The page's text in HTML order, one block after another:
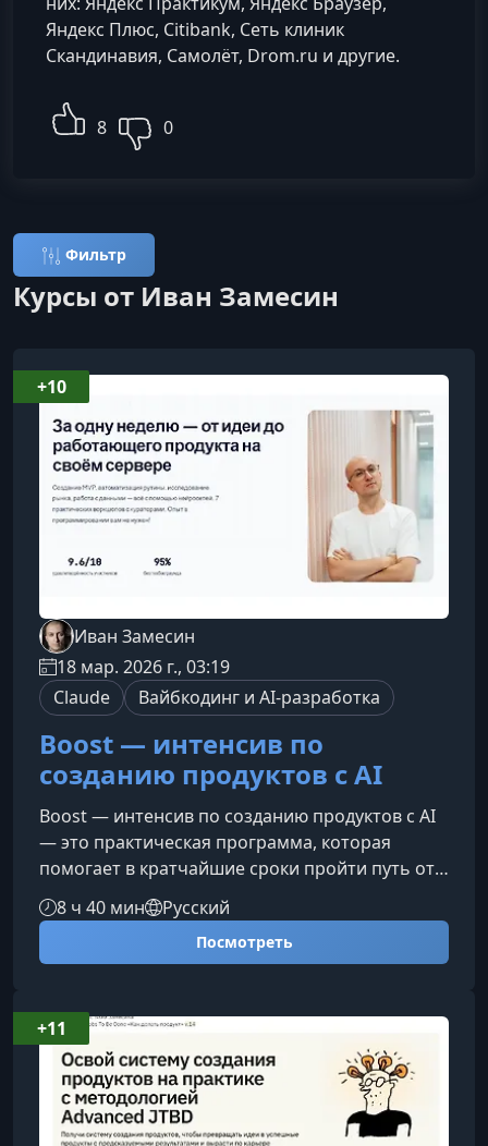
Яндекс Плюс, Citibank, Сеть клиник
Скандинавия, Самолёт, Drom.ru и другие.
8 0
Фильтр
Курсы от Иван Замесин
Иван Замесин
18 мар. 2026 г., 03:19
Claude
Вайбкодинг и AI-разработка
Boost — интенсив по
созданию продуктов с AI
Boost — интенсив по созданию продуктов с AI
— это практическая программа, которая
помогает в кратчайшие сроки пройти путь от
идеи до рабочего продукта. Обучение
выстроено вокруг реальных задач: вы не
просто знакомитесь с инструментами, а сразу
применяете их на своей идее, формируя
получите на интенсивеПрограмма
сфокусирована на полном цикле создания
digital‑продукта с использованием
современных AI-инструм
8 ч 40 мин Русский
Посмотреть
+10
+11